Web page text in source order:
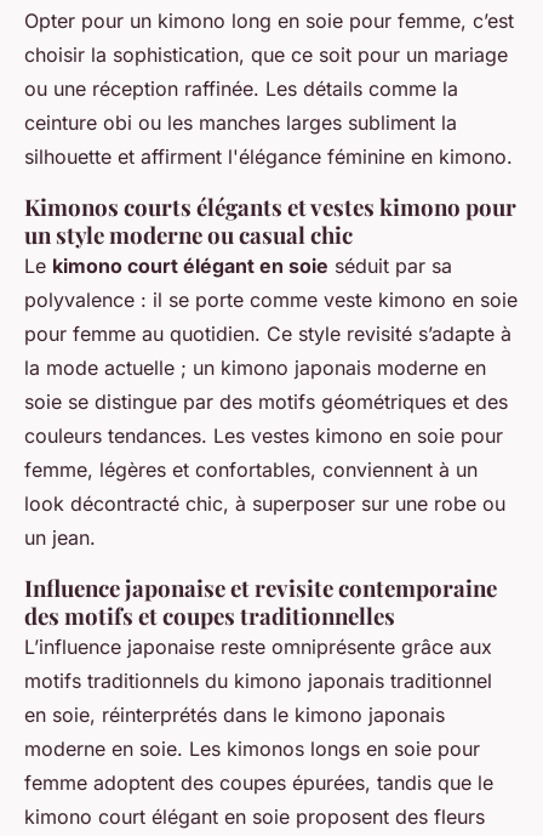
Opter pour un kimono long en soie pour femme, c’est
choisir la sophistication, que ce soit pour un mariage
ou une réception raffinée. Les détails comme la
ceinture obi ou les manches larges subliment la
silhouette et affirment l'élégance féminine en kimono.
Kimonos courts élégants et vestes kimono pour
un style moderne ou casual chic
Le kimono court élégant en soie séduit par sa
polyvalence : il se porte comme veste kimono en soie
pour femme au quotidien. Ce style revisité s’adapte à
la mode actuelle ; un kimono japonais moderne en
soie se distingue par des motifs géométriques et des
couleurs tendances. Les vestes kimono en soie pour
femme, légères et confortables, conviennent à un
look décontracté chic, à superposer sur une robe ou
un jean.
Influence japonaise et revisite contemporaine
des motifs et coupes traditionnelles
L’influence japonaise reste omniprésente grâce aux
motifs traditionnels du kimono japonais traditionnel
en soie, réinterprétés dans le kimono japonais
moderne en soie. Les kimonos longs en soie pour
femme adoptent des coupes épurées, tandis que le
kimono court élégant en soie proposent des fleurs